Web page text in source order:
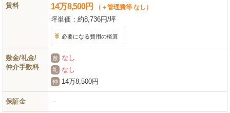
賃料 14万8,500円 （＋管理費等 なし）
坪単価： 約8,736円/坪
必要になる費用の概算
敷金/礼金/
仲介手数料
敷 なし
礼 なし
仲 14万8,500円
保証金 －